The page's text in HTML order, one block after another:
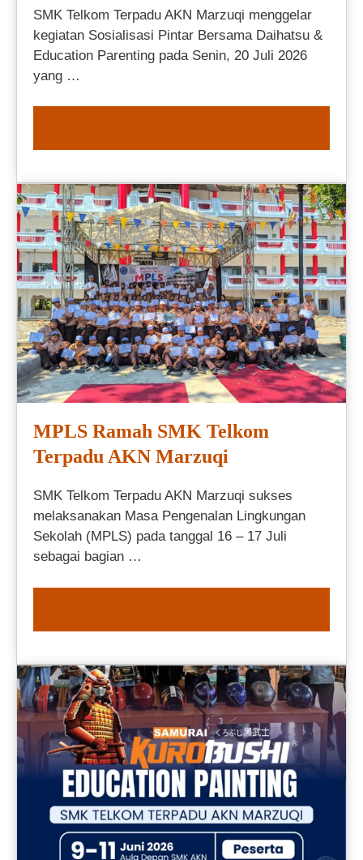
SMK Telkom Terpadu AKN Marzuqi menggelar
kegiatan Sosialisasi Pintar Bersama Daihatsu &
Education Parenting pada Senin, 20 Juli 2026
yang …
MPLS Ramah SMK Telkom
Terpadu AKN Marzuqi
SMK Telkom Terpadu AKN Marzuqi sukses
melaksanakan Masa Pengenalan Lingkungan
Sekolah (MPLS) pada tanggal 16 – 17 Juli
sebagai bagian …